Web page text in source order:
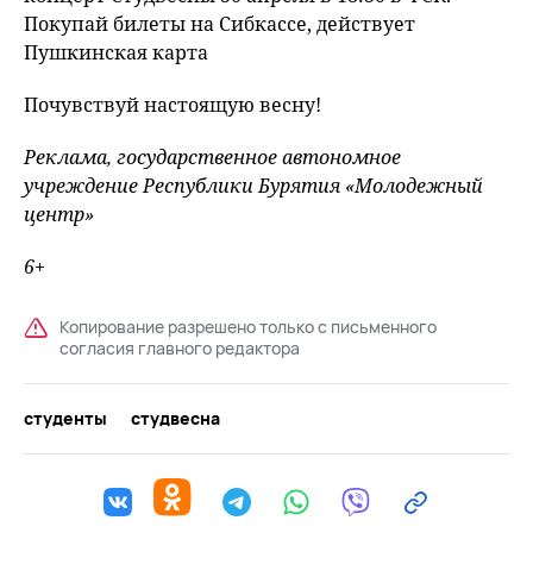
Покупай билеты на Сибкассе, действует
Пушкинская карта
Почувствуй настоящую весну!
Реклама, государственное автономное
учреждение Республики Бурятия «Молодежный
центр»
6+
Копирование разрешено только с письменного
согласия главного редактора
студенты студвесна